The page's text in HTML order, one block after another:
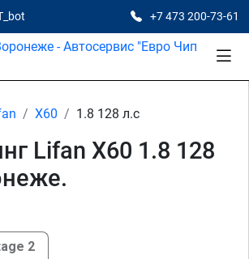
+7 473 200-73-61
X60 1.8 128 л.с
Lifan X60 1.8 128
2